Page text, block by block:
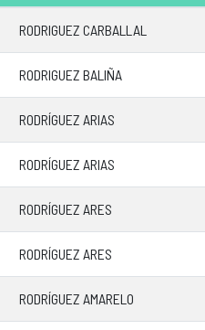
RODRIGUEZ CARBALLAL
RODRIGUEZ BALIÑA
RODRÍGUEZ ARIAS
RODRÍGUEZ ARIAS
RODRÍGUEZ ARES
RODRÍGUEZ ARES
RODRÍGUEZ AMARELO